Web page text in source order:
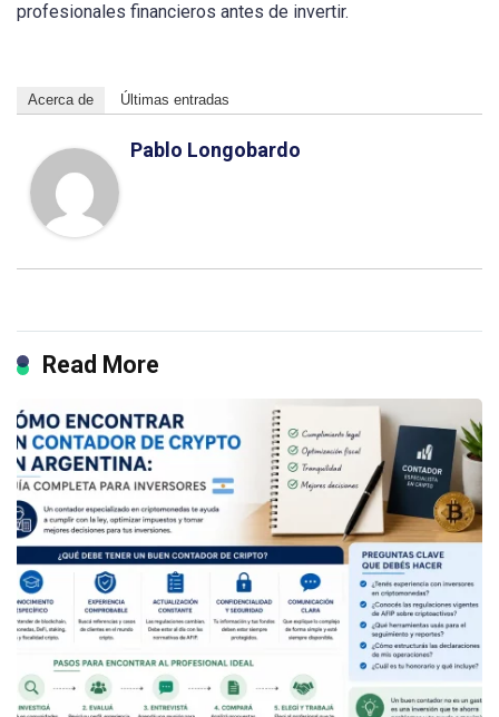
profesionales financieros antes de invertir.
Acerca de Últimas entradas
Pablo Longobardo
Read More